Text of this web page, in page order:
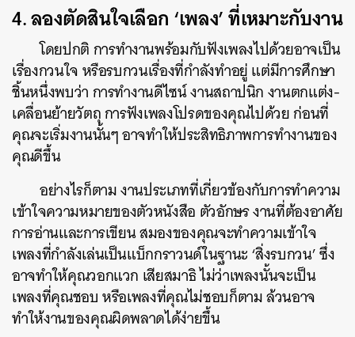
4. ลองตัดสินใจเลือก ‘เพลง’ ที่เหมาะกับงาน
โดยปกติ การทำงานพร้อมกับฟังเพลงไปด้วยอาจเป็น
เรื่องกวนใจ หรือรบกวนเรื่องที่กำลังทำอยู่ แต่มีการศึกษา
ชิ้นหนึ่งพบว่า การทำงานดีไซน์ งานสถาปนิก งานตกแต่ง-
เคลื่อนย้ายวัตถุ การฟังเพลงโปรดของคุณไปด้วย ก่อนที่
คุณจะเริ่มงานนั้นๆ อาจทำให้ประสิทธิภาพการทำงานของ
คุณดีขึ้น
อย่างไรก็ตาม งานประเภทที่เกี่ยวข้องกับการทำความ
เข้าใจความหมายของตัวหนังสือ ตัวอักษร งานที่ต้องอาศัย
การอ่านและการเขียน สมองของคุณจะทำความเข้าใจ
เพลงที่กำลังเล่นเป็นแบ็กกราวนด์ในฐานะ ‘สิ่งรบกวน’ ซึ่ง
อาจทำให้คุณวอกแวก เสียสมาธิ ไม่ว่าเพลงนั้นจะเป็น
เพลงที่คุณชอบ หรือเพลงที่คุณไม่ชอบก็ตาม ล้วนอาจ
ทำให้งานของคุณผิดพลาดได้ง่ายขึ้น
ค้นหา
SHARE TWEET LINE EMAIL